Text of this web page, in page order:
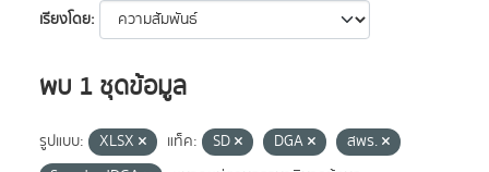
เรียงโดย
พบ 1 ชุดข้อมูล
รูปแบบ: XLSX แท็ค: SD DGA
สพร.